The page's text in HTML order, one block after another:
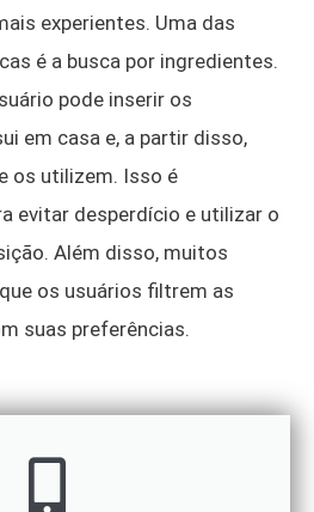
experientes. Uma das
é a busca por ingredientes.
pode inserir os
em casa e, a partir disso,
os utilizem. Isso é
evitar desperdício e utilizar o
Além disso, muitos
os usuários filtrem as
suas preferências.